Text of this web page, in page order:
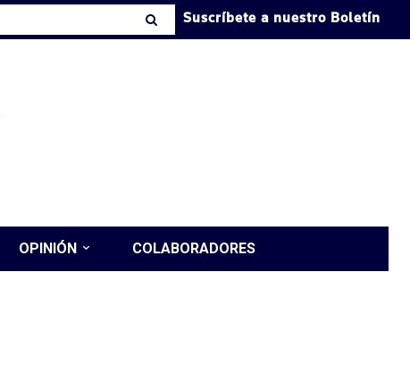
Suscríbete a nuestro Boletín
OPINIÓN COLABORADORES